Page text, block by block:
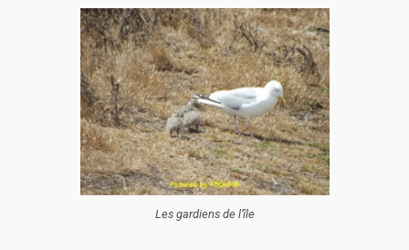
Les gardiens de l’île